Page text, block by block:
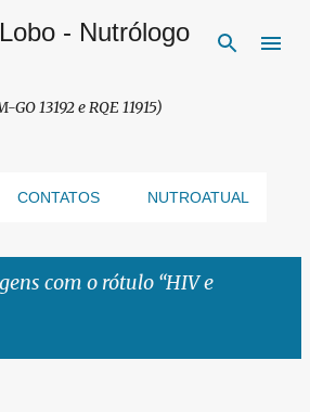
para o conteúdo principal
- Nutrólogo
13192 e RQE 11915)
CONTATOS NUTROATUAL
com o rótulo HIV e